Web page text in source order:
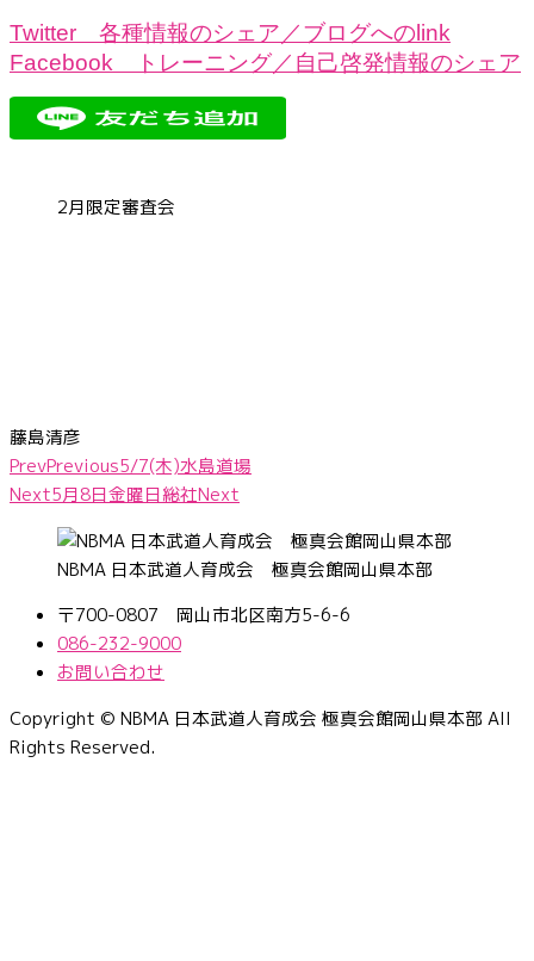
Twitter 各種情報のシェア／ブログへのlink
Facebook トレーニング／自己啓発情報のシェア
2月限定審査会
藤島清彦
PrevPrevious5/7(木)水島道場
Next5月8日金曜日総社Next
NBMA 日本武道人育成会 極真会館岡山県本部
〒700-0807 岡山市北区南方5-6-6
086-232-9000
お問い合わせ
Copyright © NBMA 日本武道人育成会 極真会館岡山県本部 All
Rights Reserved.